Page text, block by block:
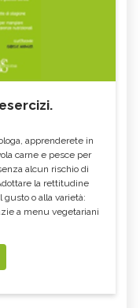
apprenderete in
carne e pesce per
alcun rischio di
la rettitudine
o alla varietà:
a menu vegetariani